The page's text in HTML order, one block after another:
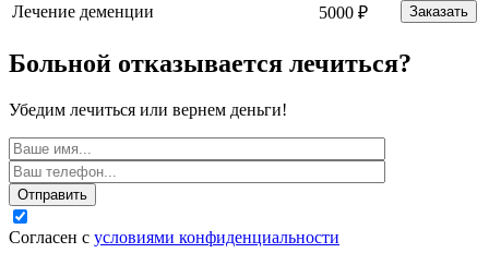
Лечение деменции 5000 ₽ Заказать
Больной отказывается лечиться?
Убедим лечиться или вернем деньги!
Отправить
Согласен с условиями конфиденциальности